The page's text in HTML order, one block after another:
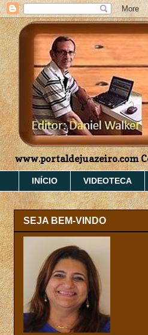
www.portaldejuazeiro.com
INÍCIO VIDEOTECA
SEJA BEM-VINDO